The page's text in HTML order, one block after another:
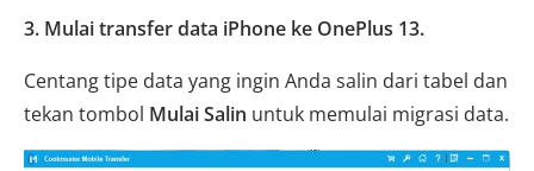
3. Mulai transfer data iPhone ke OnePlus 13.
Centang tipe data yang ingin Anda salin dari tabel dan
tekan tombol Mulai Salin untuk memulai migrasi data.